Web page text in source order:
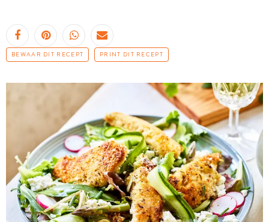
BEWAAR DIT RECEPT PRINT DIT RECEPT